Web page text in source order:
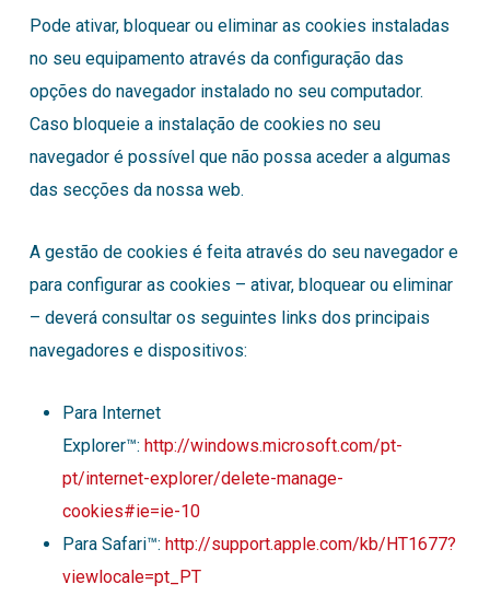
Pode ativar, bloquear ou eliminar as cookies instaladas
no seu equipamento através da configuração das
opções do navegador instalado no seu computador.
Caso bloqueie a instalação de cookies no seu
navegador é possível que não possa aceder a algumas
das secções da nossa web.
A gestão de cookies é feita através do seu navegador e
para configurar as cookies – ativar, bloquear ou eliminar
– deverá consultar os seguintes links dos principais
navegadores e dispositivos:
Para Internet
Explorer™: http://windows.microsoft.com/pt-
pt/internet-explorer/delete-manage-
cookies#ie=ie-10
Para Safari™: http://support.apple.com/kb/HT1677?
viewlocale=pt_PT